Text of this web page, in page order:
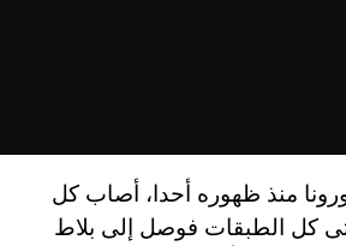
منذ ظهوره أحدا، أصاب كل
كل الطبقات فوصل إلى بلاط